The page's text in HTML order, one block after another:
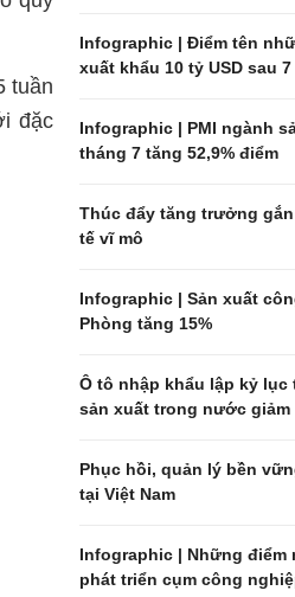
tuần
đặc
Infographic | Điểm tên
xuất khẩu 10 tỷ USD sau
Infographic | PMI ngành
tháng 7 tăng 52,9% điểm
Thúc đẩy tăng trưởng
tế vĩ mô
Infographic | Sản xuất
Phòng tăng 15%
Ô tô nhập khẩu lập kỷ lục
sản xuất trong nước giảm
Phục hồi, quản lý bền
tại Việt Nam
Infographic | Những điểm
phát triển cụm công